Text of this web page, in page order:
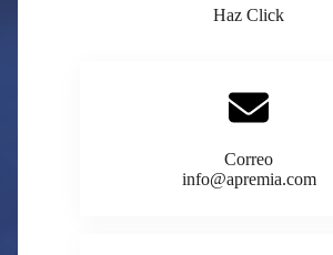
Haz Click
Correo
info@apremia.com